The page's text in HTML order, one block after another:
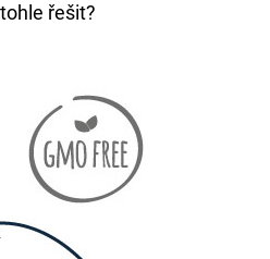
řešit?